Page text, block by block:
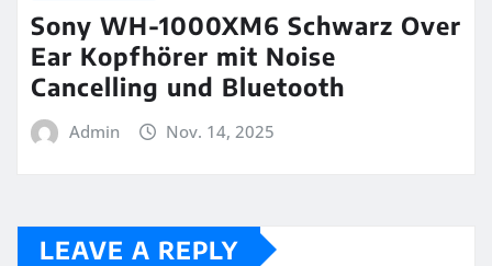
Sony WH-1000XM6 Schwarz Over
Ear Kopfhörer mit Noise
Cancelling und Bluetooth
Admin Nov. 14, 2025
LEAVE A REPLY